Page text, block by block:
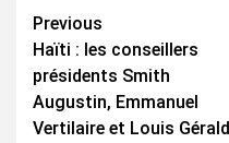
Continue
Reading
Previous
Haïti : les conseillers
présidents Smith
Augustin, Emmanuel
Vertilaire et Louis Gérald